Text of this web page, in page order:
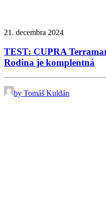
21. decembra 2024
TEST: CUPRA
Rodina je komplentná
by Tomáš Kuldán